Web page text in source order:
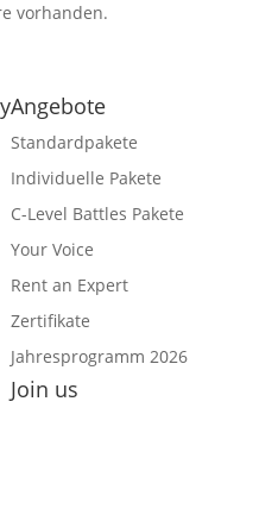
vorhanden.
Angebote
Standardpakete
Individuelle Pakete
C-Level Battles Pakete
Your Voice
Rent an Expert
Zertifikate
Jahresprogramm 2026
Join us